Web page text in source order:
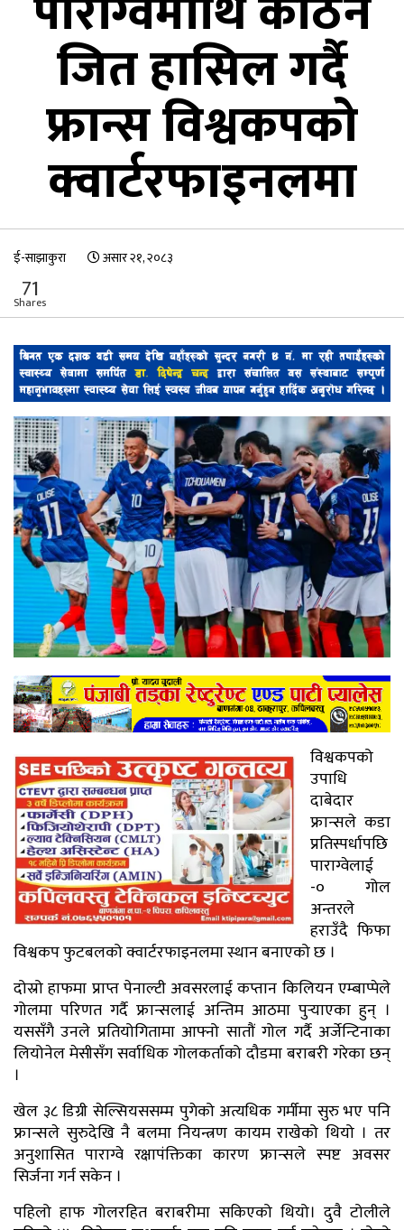
जित हासिल गर्दै
फ्रान्स विश्वकपको
क्वार्टरफाइनलमा
ई-साझाकुरा असार २१, २०८३
71
Shares
विश्वकपको
उपाधि
दाबेदार
फ्रान्सले कडा
प्रतिस्पर्धापछि
पाराग्वेलाई
-० गोल
अन्तरले
हराउँदै फिफा
विश्वकप फुटबलको क्वार्टरफाइनलमा स्थान बनाएको छ ।
दोस्रो हाफमा प्राप्त पेनाल्टी अवसरलाई कप्तान किलियन एम्बाप्पेले
गोलमा परिणत गर्दै फ्रान्सलाई अन्तिम आठमा पुर्‍याएका हुन् ।
यससँगै उनले प्रतियोगितामा आफ्नो सातौं गोल गर्दै अर्जेन्टिनाका
लियोनेल मेसीसँग सर्वाधिक गोलकर्ताको दौडमा बराबरी गरेका छन्
।
खेल ३८ डिग्री सेल्सियससम्म पुगेको अत्यधिक गर्मीमा सुरु भए पनि
फ्रान्सले सुरुदेखि नै बलमा नियन्त्रण कायम राखेको थियो । तर
अनुशासित पाराग्वे रक्षापंक्तिका कारण फ्रान्सले स्पष्ट अवसर
सिर्जना गर्न सकेन ।
पहिलो हाफ गोलरहित बराबरीमा सकिएको थियो। दुवै टोलीले